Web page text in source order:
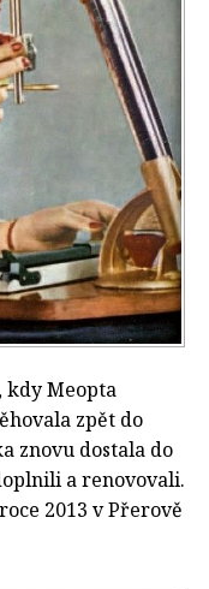
kdy Meopta
zpět do
znovu dostala do
a renovovali.
2013 v Přerově